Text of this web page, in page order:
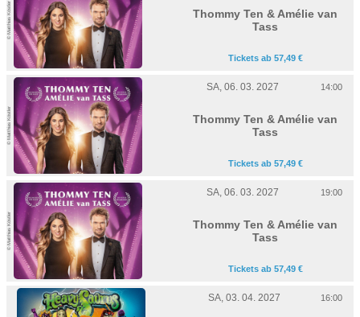
© Matthias Köstler
Thommy Ten & Amélie van
Tass
Tickets ab 57,49 €
© Matthias Köstler
SA, 06. 03. 2027 14:00
Thommy Ten & Amélie van
Tass
Tickets ab 57,49 €
© Matthias Köstler
SA, 06. 03. 2027 19:00
Thommy Ten & Amélie van
Tass
Tickets ab 57,49 €
SA, 03. 04. 2027 16:00